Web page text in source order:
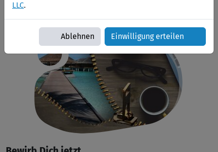
LLC.
Ablehnen Einwilligung erteilen